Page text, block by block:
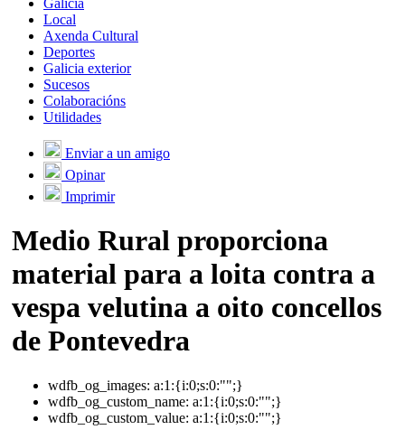
Galicia
Local
Axenda Cultural
Deportes
Galicia exterior
Sucesos
Colaboracións
Utilidades
Enviar a un amigo
Opinar
Imprimir
Medio Rural proporciona
material para a loita contra a
vespa velutina a oito concellos
de Pontevedra
wdfb_og_images: a:1:{i:0;s:0:"";}
wdfb_og_custom_name: a:1:{i:0;s:0:"";}
wdfb_og_custom_value: a:1:{i:0;s:0:"";}